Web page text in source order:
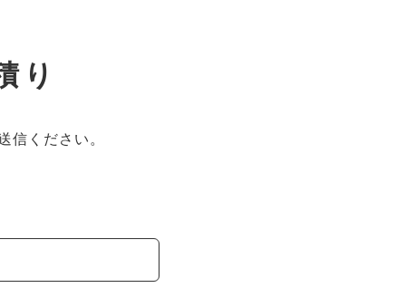
り
信ください。